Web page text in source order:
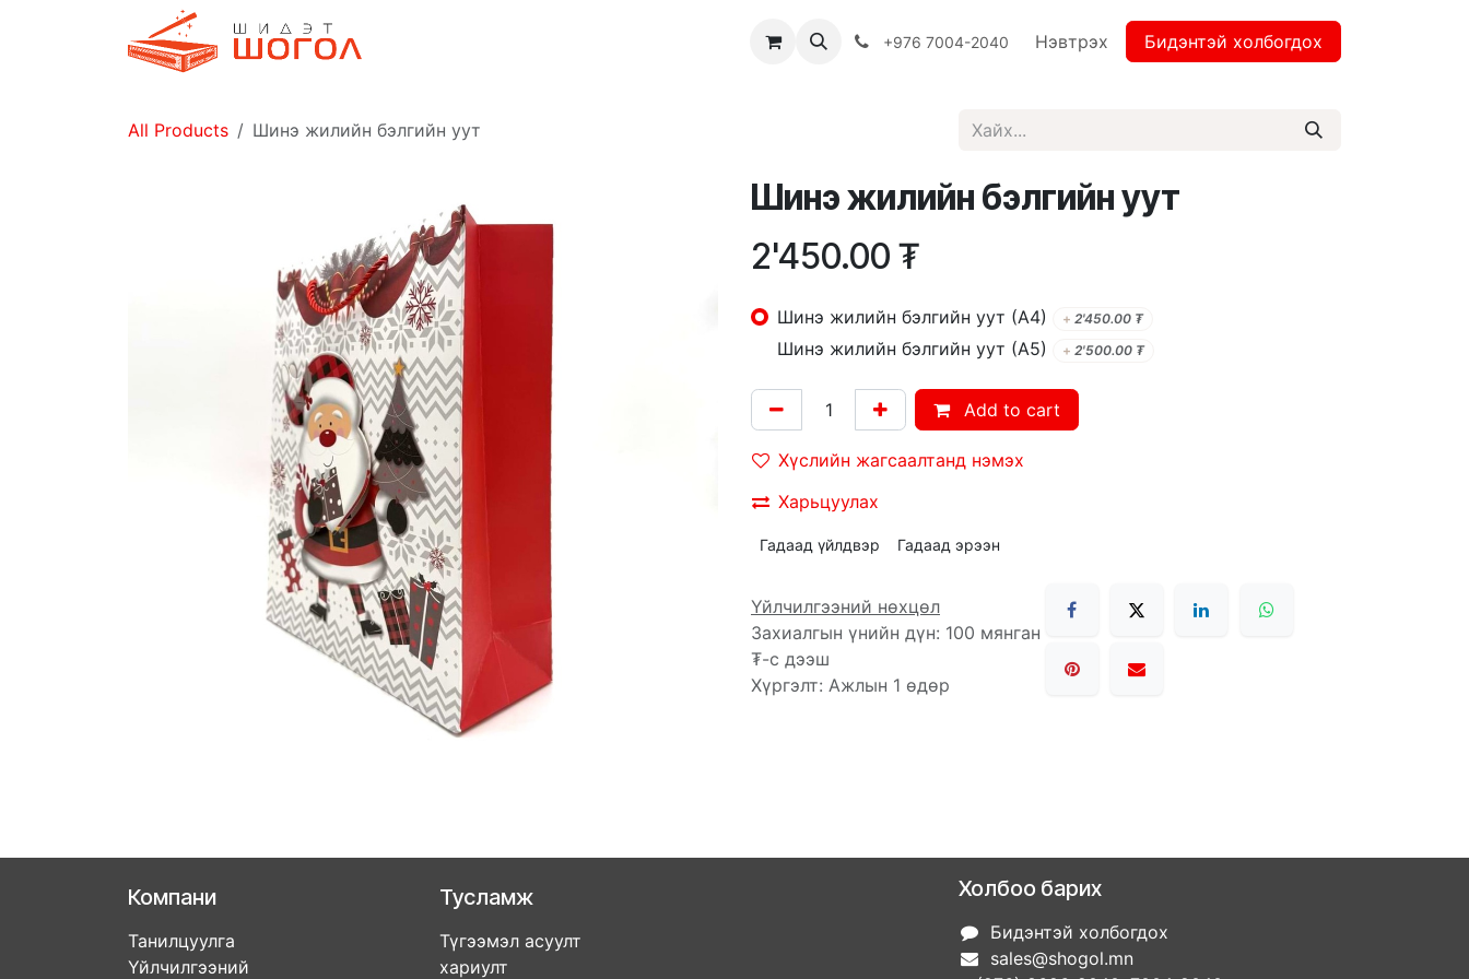
Хямдрал ♻️ Эко шогол+976 7004-2040 Нэвтрэх Бидэнтэй холбогдох
All Products Шинэ жилийн бэлгийн уут
Шинэ жилийн бэлгийн уут
2'450.00 ₮
Шинэ жилийн бэлгийн уут (А4) + 2'450.00₮
Шинэ жилийн бэлгийн уут (А5) + 2'500.00₮
Add to cart
Хүслийн жагсаалтанд нэмэх
Харьцуулах
Гадаад үйлдвэр Гадаад эрээн
Үйлчилгээний нөхцөл
Захиалгын үнийн дүн: 100 мянган
₮-с дээш
Хүргэлт: Ажлын 1 өдөр
Компани
Танилцуулга
Үйлчилгээний
Тусламж
Түгээмэл асуулт
хариулт
Холбоо барих
Бидэнтэй холбогдох
sales@shogol.mn